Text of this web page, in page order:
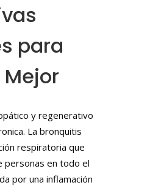
para
y regenerativo
La bronquitis
respiratoria que
personas en todo el
por una inflamación